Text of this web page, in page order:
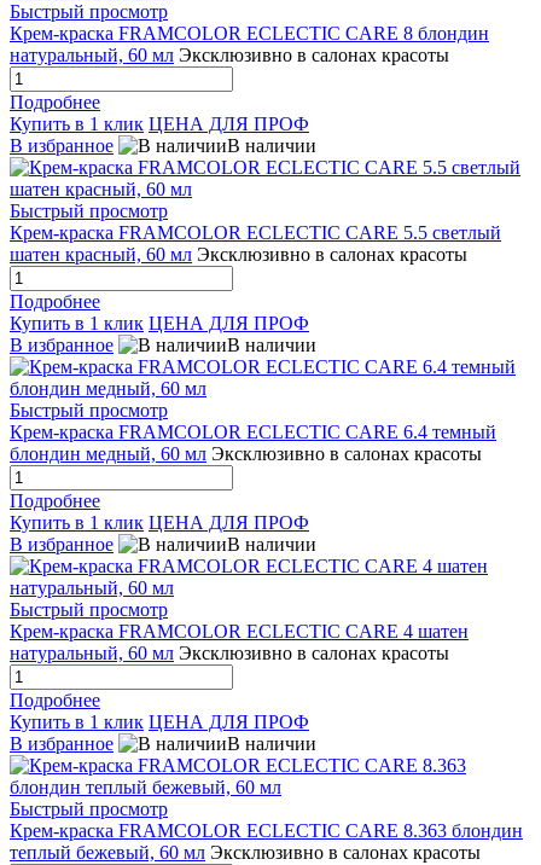
Быстрый просмотр
Крем-краска FRAMCOLOR ECLECTIC CARE 8 блондин
натуральный, 60 мл Эксклюзивно в салонах красоты
Подробнее
Купить в 1 клик ЦЕНА ДЛЯ ПРОФ
В избранное
В наличии
Быстрый просмотр
Крем-краска FRAMCOLOR ECLECTIC CARE 5.5 светлый
шатен красный, 60 мл Эксклюзивно в салонах красоты
Подробнее
Купить в 1 клик ЦЕНА ДЛЯ ПРОФ
В избранное
В наличии
Быстрый просмотр
Крем-краска FRAMCOLOR ECLECTIC CARE 6.4 темный
блондин медный, 60 мл Эксклюзивно в салонах красоты
Подробнее
Купить в 1 клик ЦЕНА ДЛЯ ПРОФ
В избранное
В наличии
Быстрый просмотр
Крем-краска FRAMCOLOR ECLECTIC CARE 4 шатен
натуральный, 60 мл Эксклюзивно в салонах красоты
Подробнее
Купить в 1 клик ЦЕНА ДЛЯ ПРОФ
В избранное
В наличии
Быстрый просмотр
Крем-краска FRAMCOLOR ECLECTIC CARE 8.363 блондин
теплый бежевый, 60 мл Эксклюзивно в салонах красоты